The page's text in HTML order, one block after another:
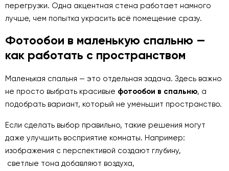
перегрузки. Одна акцентная стена работает намного
лучше, чем попытка украсить всё помещение сразу.
Фотообои в маленькую спальню —
как работать с пространством
Маленькая спальня — это отдельная задача. Здесь важно
не просто выбрать красивые фотообои в спальню, а
подобрать вариант, который не уменьшит пространство.
Если сделать выбор правильно, такие решения могут
даже улучшить восприятие комнаты. Например:
изображения с перспективой создают глубину,
светлые тона добавляют воздуха,